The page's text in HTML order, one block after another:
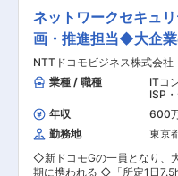
るセキュリティ施策全般 ■組織構成 少数精鋭の
専門チームで業界経験10年
手厚いフォロー体制のもとで
す。 ■業務の魅力 経営リスクの最前線で専門性
を発揮しながら、幅広いキャ
境です。 ■教育体制 OJTや経験者によるサポー
トを受けられるため、着実
■就業環境 2022年に改装した
トな組織構成。フレックスタ
インフラが整っています。 ■想定されるキャリア
パス サイバーセキュリティの
としての成長や、マネジメン
スク管理など、プロジェクト
ベンダーとの契約管理、進捗
スト管理 ・SI 確認リストの
テム・サービス企画・導入
スメントを実施 ・現行運用の
脆弱性管理、取引先セキュリ
ど） ◆ネットワーク領域 ・社内ネットワーク
（LAN/WAN）の設計・構築
やリモートアクセス環境の構
改善 ・ネットワーク関連のド
び更新 ・ネットワークに関し
ベンダーとの技術的な調整・
ネットワークセキュ
画・推進担当◆大企
NTTドコモビジネス株式会社
業種 / 職種
ITコ
ISP
ンジ
ンサ
年収 600
勤務地
東京
◇新ドコモGの一員となり、
期に携われる ◇「所定1日